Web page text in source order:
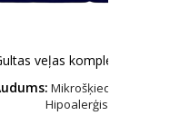
veļas komplekts „Navy“
Mikrošķiedras satīns –
Hipoalerģisks